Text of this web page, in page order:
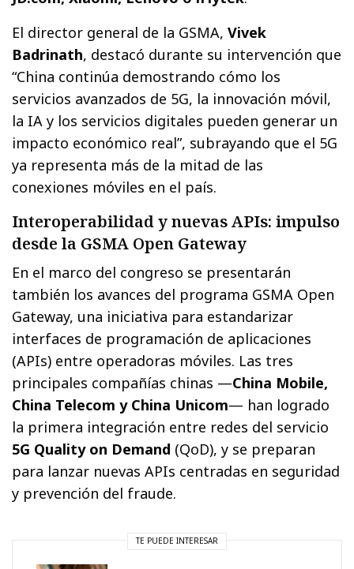
El director general de la GSMA,Vivek
Badrinath, destacó durante su intervención que
“China continúa demostrando cómo los
servicios avanzados de 5G, la innovación móvil,
la IA y los servicios digitales pueden generar un
impacto económico real”, subrayando que el 5G
ya representa más de la mitad de las
conexiones móviles en el país.
Interoperabilidad y nuevas APIs: impulso
desde la GSMA Open Gateway
En el marco del congreso se presentarán
también los avances del programa GSMA Open
Gateway, una iniciativa para estandarizar
interfaces de programación de aplicaciones
(APIs) entre operadoras móviles. Las tres
principales compañías chinas —China Mobile,
China Telecom y China Unicom— han logrado
la primera integración entre redes del servicio
5G Quality on Demand (QoD), y se preparan
para lanzar nuevas APIs centradas en seguridad
y prevención del fraude.
TE PUEDE INTERESAR